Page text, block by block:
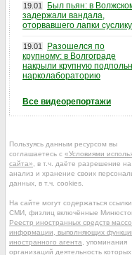
19.01
Был пьян: в
задержали вандала,
оторвавшего лапки суслику
19.01
Разошелся по
крупному: в Волгограде
накрыли крупную
нарколабораторию
Все видеорепортажи
Пользуясь данным ресурсом вы
соглашаетесь с «Условиями
сайта» , в т.ч. даёте разрешение на
анализ и хранение своих
данных, в т.ч. cookies.
На сайте могут содержаться
СМИ, физлиц включённые
Реестр иностранных средств
информации, выполняющих
иностранного агента , упоминания
организаций деятельность которых